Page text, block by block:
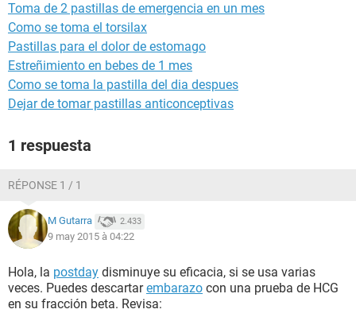
Toma de 2 pastillas de emergencia en un mes
Como se toma el torsilax
Pastillas para el dolor de estomago
Estreñimiento en bebes de 1 mes
Como se toma la pastilla del dia despues
Dejar de tomar pastillas anticonceptivas
1 respuesta
RÉPONSE 1 / 1
M Gutarra 2.433
9 may 2015 à 04:22
Hola, la postday disminuye su eficacia, si se usa varias
veces. Puedes descartarembarazo con una prueba de HCG
en su fracción beta. Revisa: